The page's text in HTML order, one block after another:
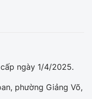
ngày 1/4/2025.
phường Giảng Võ,